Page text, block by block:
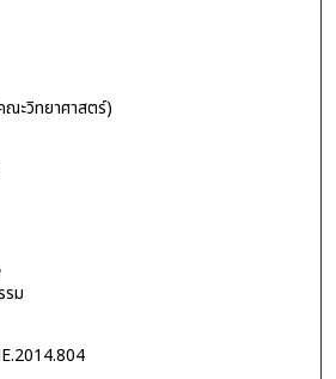
ะวิทยาศาสตร์)
รม